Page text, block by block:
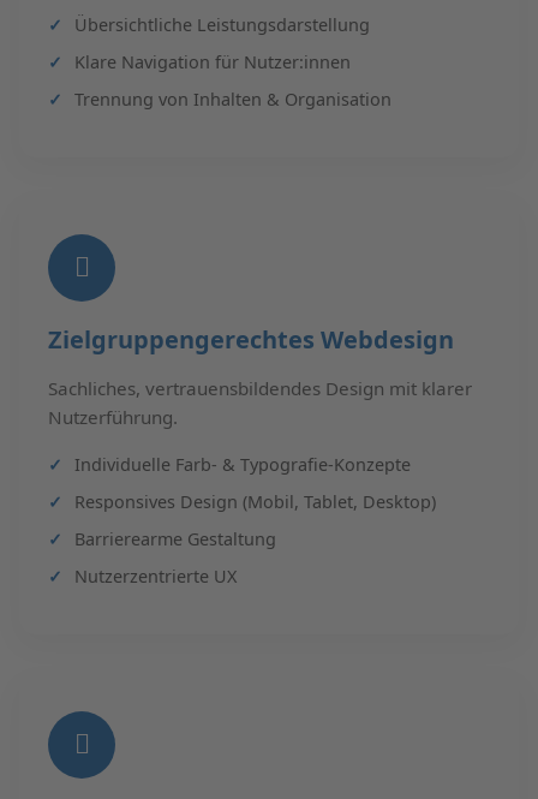
Übersichtliche Leistungsdarstellung
Klare Navigation für Nutzer:innen
Trennung von Inhalten & Organisation
Zielgruppengerechtes Webdesign
Sachliches, vertrauensbildendes Design mit klarer
Nutzerführung.
Individuelle Farb- & Typografie-Konzepte
Responsives Design (Mobil, Tablet, Desktop)
Barrierearme Gestaltung
Nutzerzentrierte UX